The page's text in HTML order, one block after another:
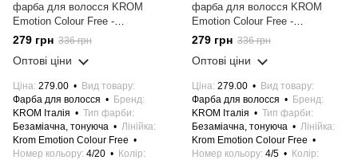
фарба для волосся KROM
Emotion Colour Free -
Коричневий iнтенсивно
райдужний, 100 мл
279 грн 336 грн
Оптові ціни
Ціна 279.00
Вид товару
Фарба для волосся
Бренд
KROM Італія
Тип фарби
Безаміачна, тонуюча
Лінійка
Krom Emotion Colour Free
Номер кольору 4/20
Колір
фарба для волосся KROM
Emotion Colour Free -
Коричневий махагоновий, 100
279 грн 336 грн
Оптові ціни
Ціна 279.00
Вид товару
Фарба для волосся
Бренд
KROM Італія
Тип фарби
Безаміачна, тонуюча
Лінійка
Krom Emotion Colour Free
Номер кольору 4/5
Колір